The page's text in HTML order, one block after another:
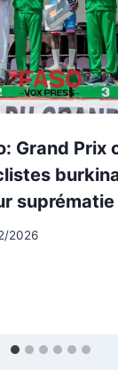
Grand Prix
suprématie
2026